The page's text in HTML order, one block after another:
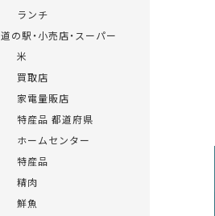
ランチ
道の駅・小売店・スーパー
米
買取店
家電量販店
特産品 都道府県
ホームセンター
特産品
精肉
鮮魚